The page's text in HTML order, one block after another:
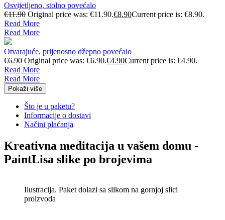
Osvijetljeno, stolno povećalo
€11.90 Original price was: €11.90.€8.90Current price is: €8.90.
Read More
Read More
Otvarajuće, prijenosno džepno povećalo
€6.90 Original price was: €6.90.€4.90Current price is: €4.90.
Read More
Read More
Pokaži više
Što je u paketu?
Informacije o dostavi
Načini plaćanja
Kreativna meditacija u vašem domu -
PaintLisa slike po brojevima
Ilustracija. Paket dolazi sa slikom na gornjoj slici
proizvoda